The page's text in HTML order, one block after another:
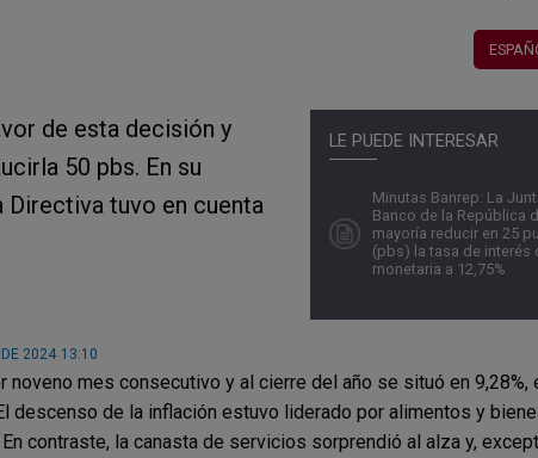
LE PUEDE INTERESAR
Minutas Banrep: La
Banco de la República
mayoría reducir en 25
(pbs) la tasa de interés
monetaria a 12,75%
de esta decisión y
50 pbs. En su
tuvo en cuenta
DE 2024 13:10
noveno mes consecutivo y al cierre del año se situó en 9,28%,
descenso de la inflación estuvo liderado por alimentos y
contraste, la canasta de servicios sorprendió al alza y,